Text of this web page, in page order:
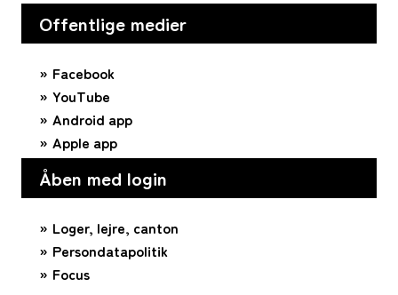
Offentlige medier
Facebook
YouTube
Android app
Apple app
Åben med login
Loger, lejre, canton
Persondatapolitik
Focus